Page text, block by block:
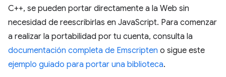
C++, se pueden portar directamente a la Web sin
necesidad de reescribirlas en JavaScript. Para comenzar
a realizar la portabilidad por tu cuenta, consulta la
documentación completa de Emscripten o sigue este
ejemplo guiado para portar una biblioteca.